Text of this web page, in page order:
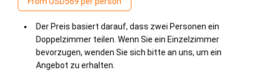
Der Preis basiert darauf, dass zwei Personen ein
Doppelzimmer teilen. Wenn Sie ein Einzelzimmer
bevorzugen, wenden Sie sich bitte an uns, um ein
Angebot zu erhalten.